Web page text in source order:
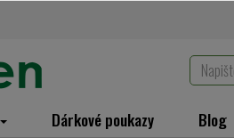
Dárkové poukazy Blog